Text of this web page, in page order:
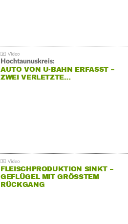
Hochtaunuskreis:
AUTO VON U-BAHN ERFASST –
ZWEI VERLETZTE…
FLEISCHPRODUKTION SINKT –
GEFLÜGEL MIT GRÖSSTEM R
ÜCKGANG